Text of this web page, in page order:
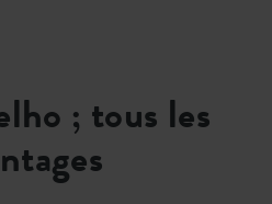
; tous les